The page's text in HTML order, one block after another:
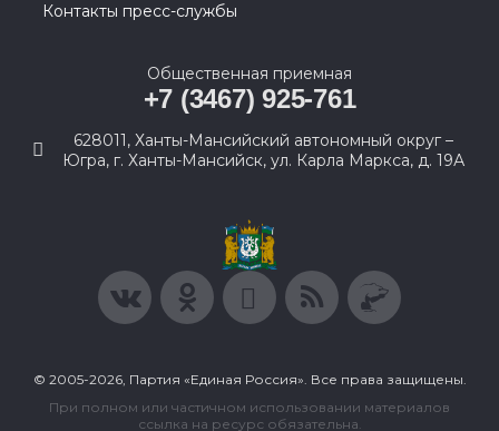
Контакты пресс-службы
Общественная приемная
+7 (3467) 925-761
628011, Ханты-Мансийский автономный округ –
Югра, г. Ханты-Мансийск, ул. Карла Маркса, д. 19А
© 2005-2026, Партия «Единая Россия». Все права защищены.
При полном или частичном использовании материалов
ссылка на ресурс обязательна.